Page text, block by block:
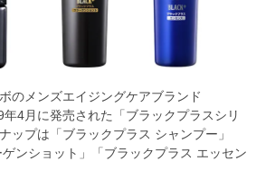
のメンズエイジングケアブランド
年4月に発売された「ブラックプラスシリ
ップは「ブラックプラス シャンプー」
ゲンショット」「ブラックプラス エッセン